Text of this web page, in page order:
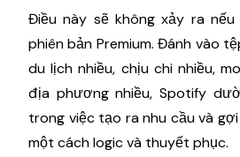
Điều này sẽ không xảy ra
phiên bản Premium. Đánh vào
du lịch nhiều, chịu chi nhiều,
địa phương nhiều, Spotify
trong việc tạo ra nhu cầu và
một cách logic và thuyết phục.